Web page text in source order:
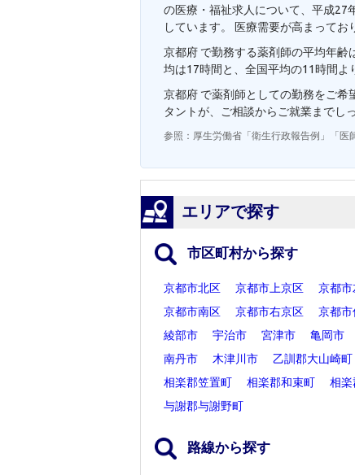
の医療・福祉求人について、平成27
しています。 医療需要が高まってお
京都府 で勤務する薬剤師の平均年
均は17時間と、全国平均の11時間よ
京都府 で薬剤師としての勤務をご
タントが、ご相談からご就業までし
参照：厚生労働省「衛生行政報告例」「医
エリアで探す
市区町村から探す
京都市北区 京都市上京区 京都
京都市南区
京都市右京区 京都
綾部市
宇治市 宮津市 亀岡市
南丹市
木津川市 乙訓郡大山崎町
相楽郡笠置町
相楽郡和束町 相楽
与謝郡与謝野町
路線から探す